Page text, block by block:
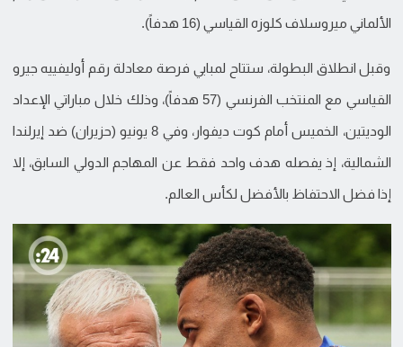
الألماني ميروسلاف كلوزه القياسي (16 هدفاً).
وقبل انطلاق البطولة، ستتاح لمبابي فرصة معادلة رقم أوليفييه جيرو
القياسي مع المنتخب الفرنسي (57 هدفاً)، وذلك خلال مباراتي الإعداد
الوديتين، الخميس أمام كوت ديفوار، وفي 8 يونيو (حزيران) ضد إيرلندا
الشمالية، إذ يفصله هدف واحد فقط عن المهاجم الدولي السابق، إلا
إذا فضل الاحتفاظ بالأفضل لكأس العالم.